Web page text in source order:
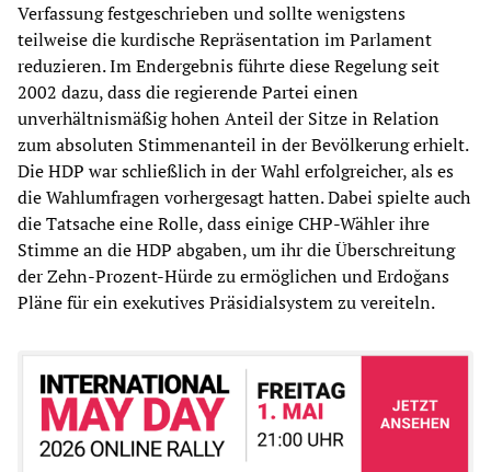
Verfassung festgeschrieben und sollte wenigstens
teilweise die kurdische Repräsentation im Parlament
reduzieren. Im Endergebnis führte diese Regelung seit
2002 dazu, dass die regierende Partei einen
unverhältnismäßig hohen Anteil der Sitze in Relation
zum absoluten Stimmenanteil in der Bevölkerung erhielt.
Die HDP war schließlich in der Wahl erfolgreicher, als es
die Wahlumfragen vorhergesagt hatten. Dabei spielte auch
die Tatsache eine Rolle, dass einige CHP-Wähler ihre
Stimme an die HDP abgaben, um ihr die Überschreitung
der Zehn-Prozent-Hürde zu ermöglichen und Erdoğans
Pläne für ein exekutives Präsidialsystem zu vereiteln.